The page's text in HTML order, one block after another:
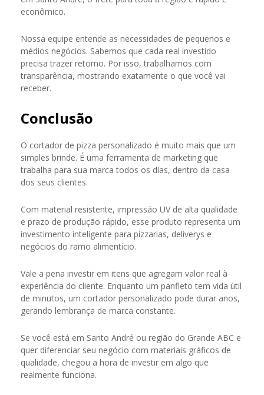
econômico.
Nossa equipe entende as necessidades de pequenos e
médios negócios. Sabemos que cada real investido
precisa trazer retorno. Por isso, trabalhamos com
transparência, mostrando exatamente o que você vai
receber.
Conclusão
O cortador de pizza personalizado é muito mais que um
simples brinde. É uma ferramenta de marketing que
trabalha para sua marca todos os dias, dentro da casa
dos seus clientes.
Com material resistente, impressão UV de alta qualidade
e prazo de produção rápido, esse produto representa um
investimento inteligente para pizzarias, deliverys e
negócios do ramo alimentício.
Vale a pena investir em itens que agregam valor real à
experiência do cliente. Enquanto um panfleto tem vida útil
de minutos, um cortador personalizado pode durar anos,
gerando lembrança de marca constante.
Se você está em Santo André ou região do Grande ABC e
quer diferenciar seu negócio com materiais gráficos de
qualidade, chegou a hora de investir em algo que
realmente funciona.